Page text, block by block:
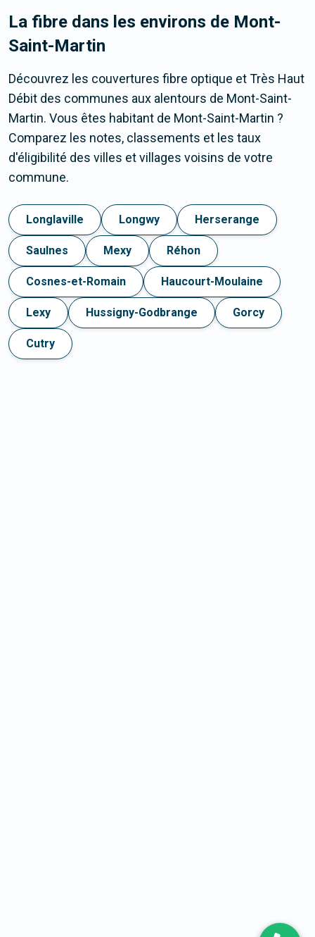
La fibre dans les environs de Mont-
Saint-Martin
Découvrez les couvertures fibre optique et Très Haut
Débit des communes aux alentours de Mont-Saint-
Martin. Vous êtes habitant de Mont-Saint-Martin ?
Comparez les notes, classements et les taux
d'éligibilité des villes et villages voisins de votre
commune.
Longlaville Longwy Herserange
Saulnes Mexy Réhon
Cosnes-et-Romain Haucourt-Moulaine
Lexy Hussigny-Godbrange Gorcy
Cutry